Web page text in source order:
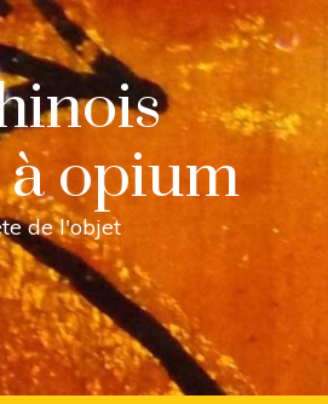
opium
de l'objet